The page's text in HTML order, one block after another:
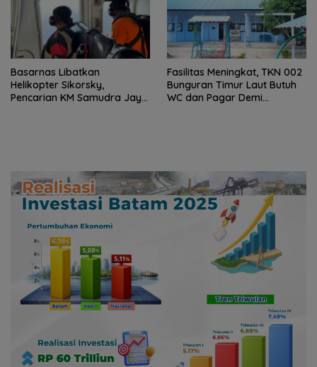
Basarnas Libatkan
Helikopter Sikorsky,
Pencarian KM Samudra Jaya
Fasilitas Meningkat, TKN 002
Bunguran Timur Laut Butuh
WC dan Pagar Demi